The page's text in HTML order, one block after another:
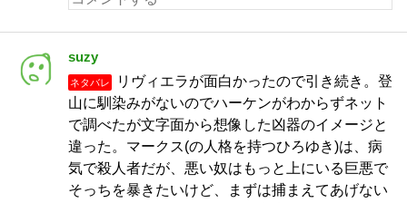
suzy
ネタバレ
リヴィエラが面白かったので引き続き。登
山に馴染みがないのでハーケンがわからずネット
で調べたが文字面から想像した凶器のイメージと
違った。マークス(の人格を持つひろゆき)は、病
気で殺人者だが、悪い奴はもっと上にいる巨悪で
そっちを暴きたいけど、まずは捕まえてあげない